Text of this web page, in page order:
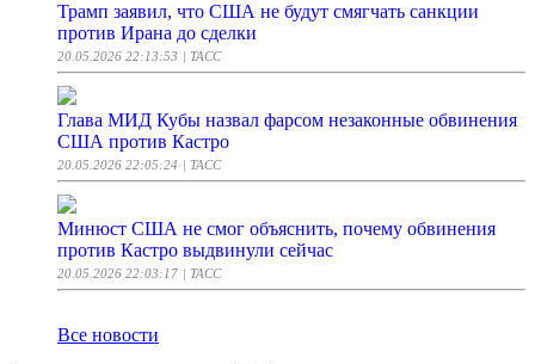
Трамп заявил, что США не будут смягчать санкции
против Ирана до сделки
20.05.2026 22:13:53 | ТАСС
Глава МИД Кубы назвал фарсом незаконные обвинения
США против Кастро
20.05.2026 22:05:24 | ТАСС
Минюст США не смог объяснить, почему обвинения
против Кастро выдвинули сейчас
20.05.2026 22:03:17 | ТАСС
Все новости